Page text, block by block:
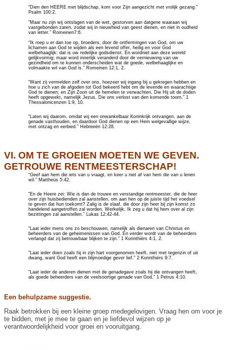
“Dien den HEERE met blijdschap, kom voor Zijn aangezicht met vrolijk gezang.”
Psalm 100:2.
“Maar nu zijn wij ontslagen van de wet, gestorven aan datgene waaraan wij
vastgebonden zaten, zodat wij in nieuwheid van geest dienen, en niet in oudheid
van letter.” Romeinen7:6.
“Ik roep u er dan toe op, broeders, door de ontfermingen van God, om uw
lichamen aan God te wijden als een levend offer, heilig en voor God
welbehaaglijk: dat is uw redelijke godsdienst. En wordniet aan deze wereld
gelijkvormig; maar word innerlijk veranderd door de vernieuwing van uw
gezindheid om te kunnen onderscheiden wat de goede, welbehaaglijke en
volmaakte wil van God is.” Romeinen 12:1, 2.
“Want zij vermelden zelf over ons, hoezeer wij ingang bij u gekregen hebben en
hoe u zich van de afgoden tot God bekeerd hebt om de levende en waarachtige
God te dienen; en Zijn Zoon uit de hemelen te verwachten, Die Hij uit de doden
heeft opgewekt, namelijk Jezus, Die ons verlost van den komende toorn.” 1
Thessalonicenzen 1:9, 10.
“Laten wij daarom, omdat wij een onwankelbaar Koninkrijk ontvangen, aan de
genade vasthouden, en daardoor God dienen op een Hem welgevallige wijze,
met ontzag en eerbied.” Hebreeën 12:28.
VI. OM TE GROEIEN MOETEN WE GEVEN.
GETROUWE RENTMEESTERSCHAP!
“Geef aan hem die iets van u vraagt, en keer u niet af van hem die van u lenen
wil.” Mattheüs 5:42.
“En de Heere zei: Wie is dan de trouwe en verstandige rentmeester, die de heer
over zijn huisbedienden zal aanstellen, om aan hen op de juiste tijd het voedsel
te geven dat hun toekomt? Zalig is de slaaf, die door zijn heer bij zijn komst zo
handelend aangetroffen zal worden. Werkelijk, Ik zeg u dat hij hem over al zijn
bezittingen zal aanstellen.” Lukas 12:42-44.
“Laat ieder mens ons zo beschouwen, namelijk als dienaren van Christus en
beheerders van de geheimenissen van God. En verder wordt van de beheerders
verlangd dat zij betrouwbaar blijken te zijn.” 1 Korinthiërs 4:1, 2.
“Laat ieder doen zoals hij in zijn hart voorgenomen heeft, niet met tegenzin of uit
dwang, want God heeft een blijmoedige gever lief.” 2 Korinthiërs 9:7.
“Laat ieder de anderen dienen met de genadegave zoals hij die ontvangen heeft,
als goede beheerders van de veelsoortige genade van God.” 1 Petrus 4:10.
Een behulpzame suggestie.
Raak betrokken bij een kleine groep medegelovigen. Vraag hen om voor je
te bidden, met je mee te gaan en je liefdevol wijzen op je
verantwoordelijkheid voor groei en vooruitgang.